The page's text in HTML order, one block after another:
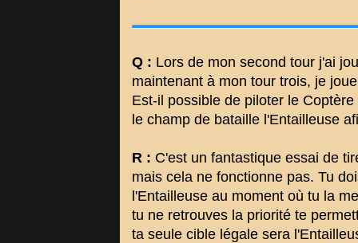
Q : Lors de mon second tour j'ai
maintenant à mon tour trois, je
Est-il possible de piloter le
le champ de bataille l'Entailleuse
R : C'est un fantastique essai de
mais cela ne fonctionne pas. Tu
l'Entailleuse au moment où tu la
tu ne retrouves la priorité te
ta seule cible légale sera